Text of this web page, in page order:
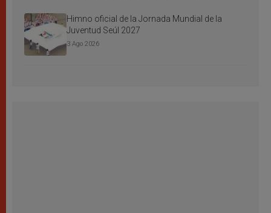
Himno oficial de la Jornada Mundial de la
Juventud Seúl 2027
3 Ago 2026